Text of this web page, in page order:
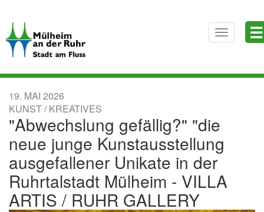
zum
Inhalt
Toggle
navigation
☰
19. MAI 2026
KUNST / KREATIVES
"Abwechslung gefällig?" "die
neue junge Kunstausstellung
ausgefallener Unikate in der
Ruhrtalstadt Mülheim - VILLA
ARTIS / RUHR GALLERY